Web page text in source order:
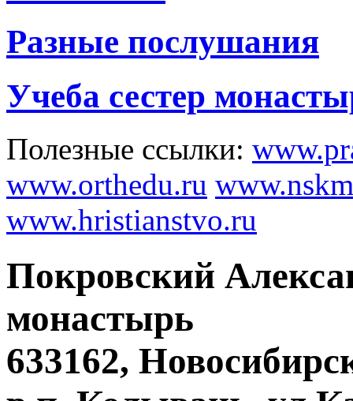
Разные послушания
Учеба сестер
Полезные ссылки:
www.orthedu.ru
www.hristianstvo.ru
Покровский
монастырь
633162,